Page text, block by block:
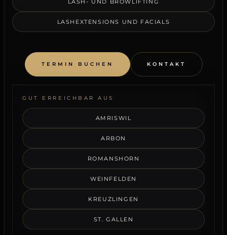
LASHEXTENSIONS UND FACIALS
TERMIN BUCHEN KONTAKT
GUT ERREICHBAR AUS
AMRISWIL
ARBON
ROMANSHORN
WEINFELDEN
KREUZLINGEN
ST. GALLEN